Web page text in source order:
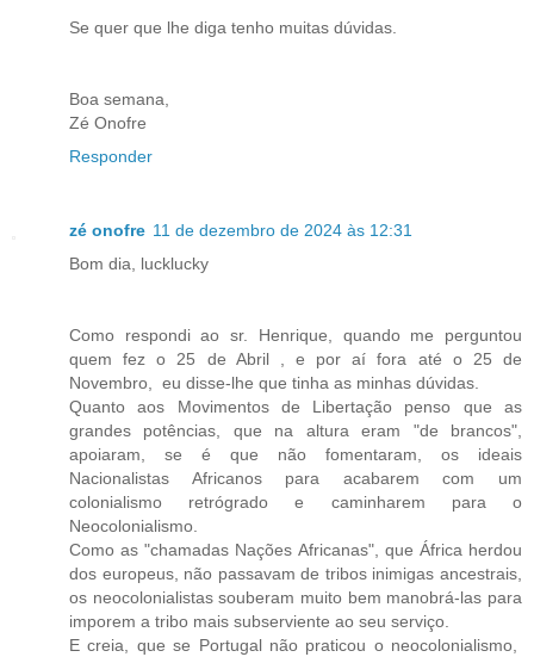
Se quer que lhe diga tenho muitas dúvidas.
Boa semana,
Zé Onofre
Responder
zé onofre 11 de dezembro de 2024 às 12:31
Bom dia, lucklucky
Como respondi ao sr. Henrique, quando me perguntou
quem fez o 25 de Abril , e por aí fora até o 25 de
Novembro, eu disse-lhe que tinha as minhas dúvidas.
Quanto aos Movimentos de Libertação penso que as
grandes potências, que na altura eram "de brancos",
apoiaram, se é que não fomentaram, os ideais
Nacionalistas Africanos para acabarem com um
colonialismo retrógrado e caminharem para o
Neocolonialismo.
Como as "chamadas Nações Africanas", que África herdou
dos europeus, não passavam de tribos inimigas ancestrais,
os neocolonialistas souberam muito bem manobrá-las para
imporem a tribo mais subserviente ao seu serviço.
E creia, que se Portugal não praticou o neocolonialismo,